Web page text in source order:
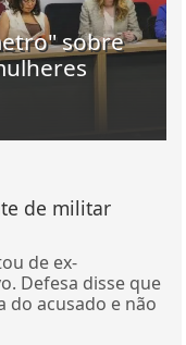
sobre
de militar
de ex-
Defesa disse que
do acusado e não